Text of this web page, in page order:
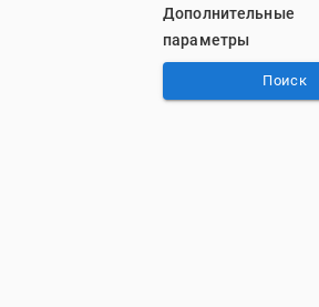
Дополнительные
параметры
Поиск